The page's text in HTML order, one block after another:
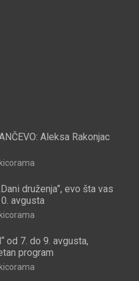
Aleksa Rakonjac
druženja”, evo šta vas
avgusta
od 7. do 9. avgusta,
program